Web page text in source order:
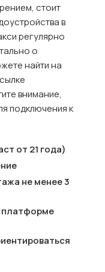
стоит
в
регулярно
о
найти на
внимание,
подключения к
от 21 года)
не менее 3